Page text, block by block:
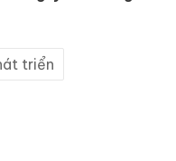
triển